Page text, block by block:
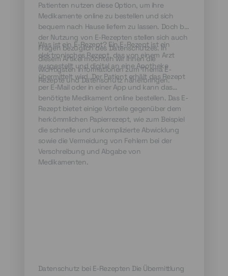
Patienten nutzen diese Option, um ihre
Medikamente online zu bestellen und sich
bequem nach Hause liefern zu lassen. Doch bei
der Nutzung von E-Rezepten stellen sich auch
Fragen bezüglich des Datenschutzes. In
diesem Artikel möchten wir Ihnen die
wichtigsten Informationen zum Thema E-
Rezepte und Datenschutz näherbringen.
Was ist ein E-Rezept? Ein E-Rezept ist ein
elektronisches Rezept, das von einem Arzt
ausgestellt und digital an eine Apotheke
übermittelt wird. Der Patient erhält das Rezept
per E-Mail oder in einer App und kann das
benötigte Medikament online bestellen. Das E-
Rezept bietet einige Vorteile gegenüber dem
herkömmlichen Papierrezept, wie zum Beispiel
die schnelle und unkomplizierte Abwicklung
sowie die Vermeidung von Fehlern bei der
Verschreibung und Abgabe von
Medikamenten.
Datenschutz bei E-Rezepten Die Übermittlung